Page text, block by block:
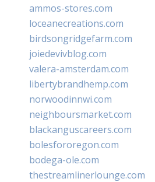
ammos-stores.com
loceanecreations.com
birdsongridgefarm.com
joiedevivblog.com
valera-amsterdam.com
libertybrandhemp.com
norwoodinnwi.com
neighboursmarket.com
blackanguscareers.com
bolesfororegon.com
bodega-ole.com
thestreamlinerlounge.com